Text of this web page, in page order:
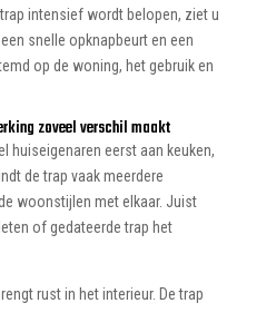
intensief wordt belopen, ziet u
snelle opknapbeurt en een
op de woning, het gebruik en
zoveel verschil maakt
huiseigenaren eerst aan keuken,
de trap vaak meerdere
woonstijlen met elkaar. Juist
of gedateerde trap het
rust in het interieur. De trap